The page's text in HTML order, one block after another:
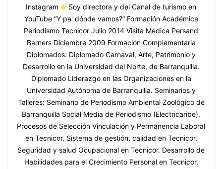
Instagram
Soy directora y del Canal de turismo en
YouTube “Y pa' dónde vamos?” Formación Académica
Periodismo Tecnicor Julio 2014 Visita Médica Persand
Barners Diciembre 2009 Formación Complementaria
Diplomados: Diplomado Carnaval, Arte, Patrimonio y
Desarrollo en la Universidad del Norte, de Barranquilla.
Diplomado Liderazgo en las Organizaciones en la
Universidad Autónoma de Barranquilla. Seminarios y
Talleres: Seminario de Periodismo Ambiental Zoológico de
Barranquilla Social Media de Periodismo (Electricaribe).
Procesos de Selección Vinculación y Permanencia Laboral
en Tecnicor. Sistema de gestión, calidad en Tecnicor.
Seguridad y salud Ocupacional en Tecnicor. Desarrollo de
Habilidades para el Crecimiento Personal en Tecnicor.